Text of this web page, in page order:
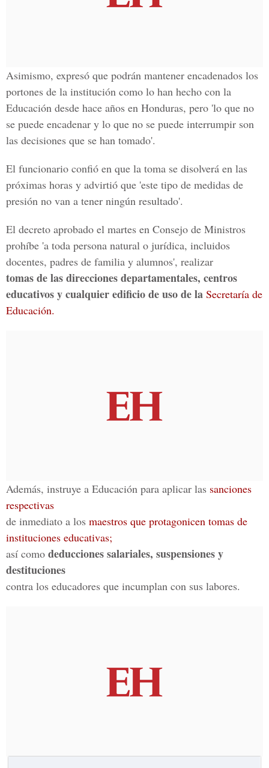
Asimismo, expresó que podrán mantener encadenados los
portones de la institución como lo han hecho con la
Educación desde hace años en Honduras, pero 'lo que no
se puede encadenar y lo que no se puede interrumpir son
las decisiones que se han tomado'.
El funcionario confió en que la toma se disolverá en las
próximas horas y advirtió que 'este tipo de medidas de
presión no van a tener ningún resultado'.
El decreto aprobado el martes en Consejo de Ministros
prohíbe 'a toda persona natural o jurídica, incluidos
docentes, padres de familia y alumnos', realizar
tomas de las direcciones departamentales, centros
educativos y cualquier edificio de uso de la Secretaría de
Educación.
Además, instruye a Educación para aplicar las sanciones
respectivas
de inmediato a los maestros que protagonicen tomas de
instituciones educativas;
así como deducciones salariales, suspensiones y
destituciones
contra los educadores que incumplan con sus labores.